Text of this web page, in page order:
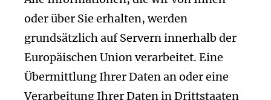
oder über Sie erhalten, werden
grundsätzlich auf Servern innerhalb der
Europäischen Union verarbeitet. Eine
Übermittlung Ihrer Daten an oder eine
Verarbeitung Ihrer Daten in Drittstaaten